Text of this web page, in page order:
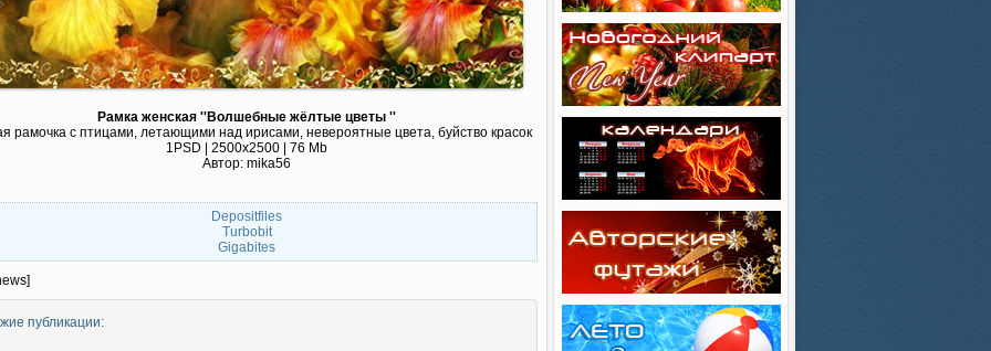
Рамка женская ''Волшебные жёлтые цветы ''
рамочка с птицами, летающими над ирисами, невероятные цвета, буйство красок
1PSD | 2500х2500 | 76 Mb
Автор: mika56
Depositfiles
Turbobit
Gigabites
публикации: